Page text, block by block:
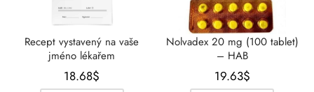
Recept vystavený na vaše
jméno lékařem
18.68$
Nolvadex 20 mg (100 tablet)
– HAB
19.63$